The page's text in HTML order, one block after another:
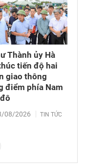
Thành ủy Hà
tiến độ hai
giao thông
điểm phía Nam
08/2026 TIN TỨC